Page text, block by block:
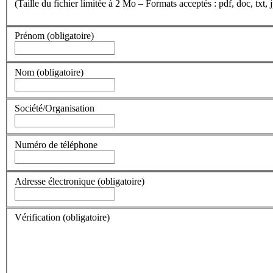
(Taille du fichier limitée à 2 Mo – Formats acceptés : pdf, doc, txt,
Prénom (obligatoire)
Nom (obligatoire)
Société/Organisation
Numéro de téléphone
Adresse électronique (obligatoire)
Vérification (obligatoire)